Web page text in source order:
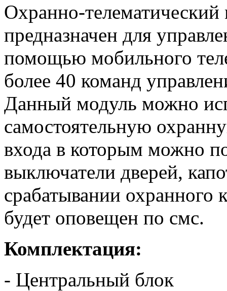
Охранно-
предназначен для
помощью мобильного
более 40 команд
Данный модуль можно
самостоятельную
входа в которым можно
выключатели дверей,
срабатывании охранного
будет оповещен по смс.
Комплектация:
- Центральный блок